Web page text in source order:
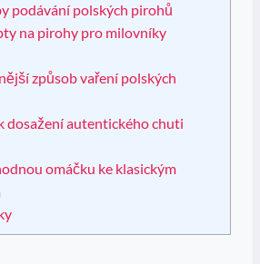
podávání polských pirohů
na pirohy pro milovníky
způsob vaření polských
dosažení autentického chuti
omáčku ke klasickým